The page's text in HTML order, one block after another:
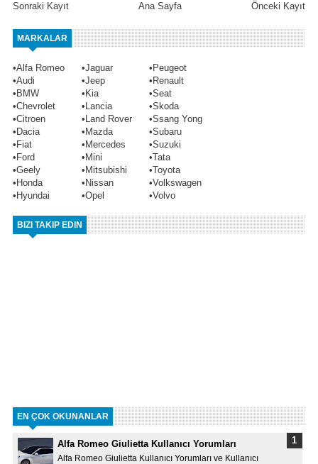
Sonraki Kayıt Önceki Kayıt
Ana Sayfa
MARKALAR
•Alfa Romeo •Jaguar •Peugeot
•Audi •Jeep •Renault
•BMW •Kia •Seat
•Chevrolet •Lancia •Skoda
•Citroen •Land Rover •Ssang Yong
•Dacia •Mazda •Subaru
•Fiat •Mercedes •Suzuki
•Ford •Mini •Tata
•Geely •Mitsubishi •Toyota
•Honda •Nissan •Volkswagen
•Hyundai •Opel •Volvo
BIZI TAKIP EDIN
EN ÇOK OKUNANLAR
Alfa Romeo Giulietta Kullanıcı Yorumları
Alfa Romeo Giulietta Kullanıcı Yorumları ve Kullanıcı